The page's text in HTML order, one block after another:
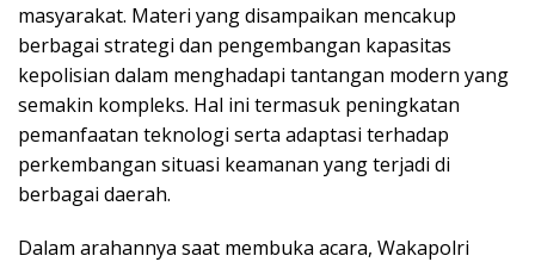
masyarakat. Materi yang disampaikan mencakup
berbagai strategi dan pengembangan kapasitas
kepolisian dalam menghadapi tantangan modern yang
semakin kompleks. Hal ini termasuk peningkatan
pemanfaatan teknologi serta adaptasi terhadap
perkembangan situasi keamanan yang terjadi di
berbagai daerah.
Dalam arahannya saat membuka acara, Wakapolri